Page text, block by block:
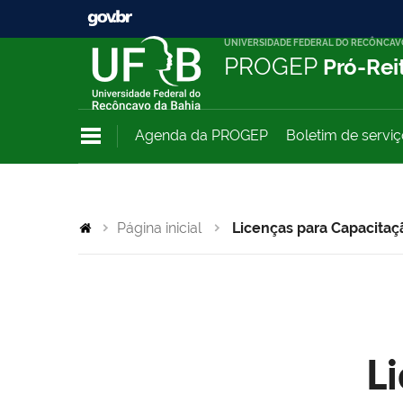
UNIVERSIDADE FEDERAL DO
PROGEP Pró-
Agenda da PROGEP Boletim de
Página inicial Licenças para